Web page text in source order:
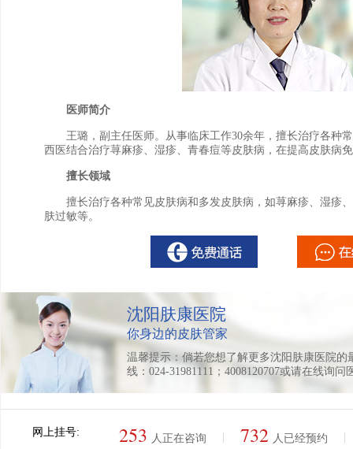
医师简介
王璐，副主任医师。从事临床工作30余年，擅长治疗各种
西医结合治疗荨麻疹、湿疹、青春痘等皮肤病，在提高皮肤病
擅长领域
擅长治疗各种常见皮肤病和多发皮肤病，如荨麻疹、湿疹、
肤过敏等。
沈阳肤康医院
你身边的皮肤管家
温馨提示：倘若您想了解更多沈阳肤康医院
线：024-31981111；4008120707或请在线询问
网上挂号: 253 人正在咨询 732 人已经预约